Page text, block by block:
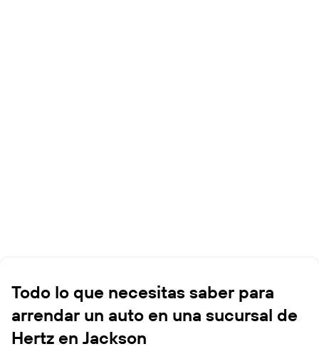
Todo lo que necesitas saber para
arrendar un auto en una sucursal de
Hertz en Jackson